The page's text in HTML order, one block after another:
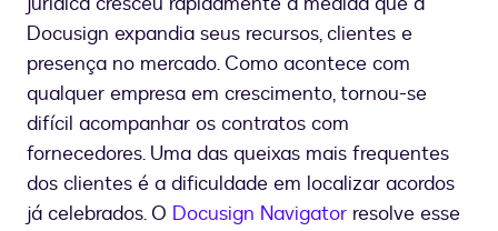
Docusign expandia seus recursos, clientes e
presença no mercado. Como acontece com
qualquer empresa em crescimento, tornou-se
difícil acompanhar os contratos com
fornecedores. Uma das queixas mais frequentes
dos clientes é a dificuldade em localizar acordos
já celebrados. O Docusign Navigator resolve esse